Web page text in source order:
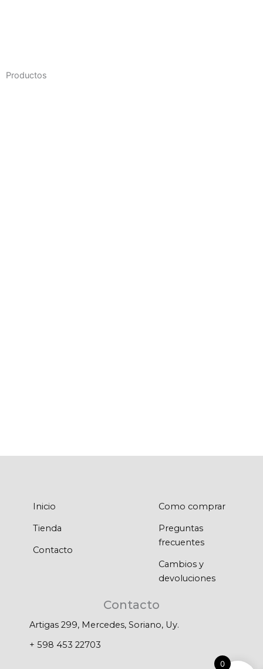
Productos
Inicio
Tienda
Contacto
Como comprar
Preguntas
frecuentes
Cambios y
devoluciones
Contacto
Artigas 299, Mercedes, Soriano, Uy.
+ 598 453 22703
0